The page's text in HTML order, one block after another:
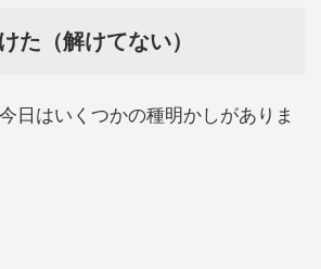
た（解けてない）
日はいくつかの種明かしがありま